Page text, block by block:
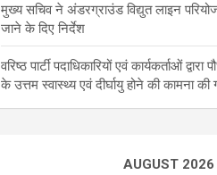
मुख्य सचिव ने अंडरग्राउंड विद्युत लाइन
जाने के दिए निर्देश
वरिष्ठ पार्टी पदाधिकारियों एवं कार्यकर्ताओं
के उत्तम स्वास्थ्य एवं दीर्घायु होने की कामना की
AUGUST 2026